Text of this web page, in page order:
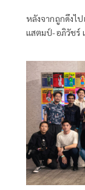
หลังจากถูกดึงไ
แสตมป์-อภิวัชร์
ปัณฑพล ประสา
ขออภัยที่ออกม